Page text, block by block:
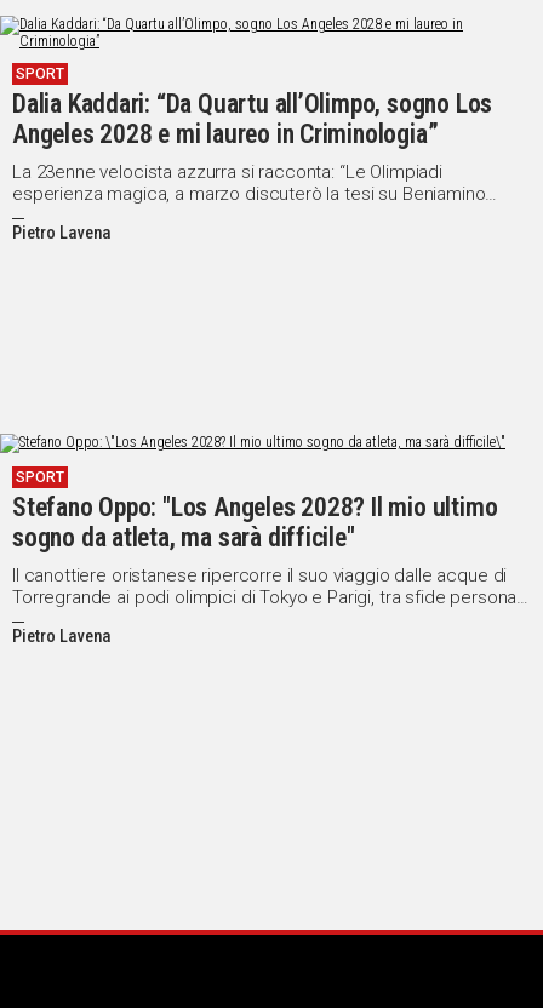
SPORT
Dalia Kaddari: “Da Quartu all’Olimpo, sogno Los
Angeles 2028 e mi laureo in Criminologia”
La 23enne velocista azzurra si racconta: “Le Olimpiadi
esperienza magica, a marzo discuterò la tesi su Beniamino
Zuncheddu”
Pietro Lavena
SPORT
Stefano Oppo: "Los Angeles 2028? Il mio ultimo
sogno da atleta, ma sarà difficile"
Il canottiere oristanese ripercorre il suo viaggio dalle acque di
Torregrande ai podi olimpici di Tokyo e Parigi, tra sfide personali
e traguardi internazionali
Pietro Lavena